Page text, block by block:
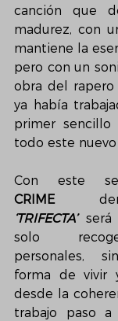
canción que
madurez, con
mantiene la
pero con un
obra del rapero
ya había
primer
todo este nuevo
CRIME
‘TRIFECTA’ será
solo
personales,
forma de vivir
desde la
trabajo paso a